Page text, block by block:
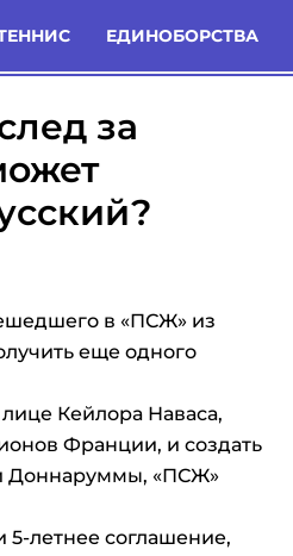
ЕДИНОБОРСТВА
Новости
за
в «ПСЖ» из
еще одного
Кейлора Наваса,
Франции, и создать
Доннаруммы, «ПСЖ»
летнее соглашение,